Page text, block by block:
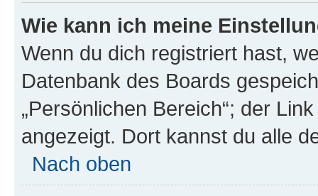
Wie kann ich meine
Wenn du dich registriert hast,
Datenbank des Boards
„Persönlichen Bereich“; der
angezeigt. Dort kannst du alle
Nach oben